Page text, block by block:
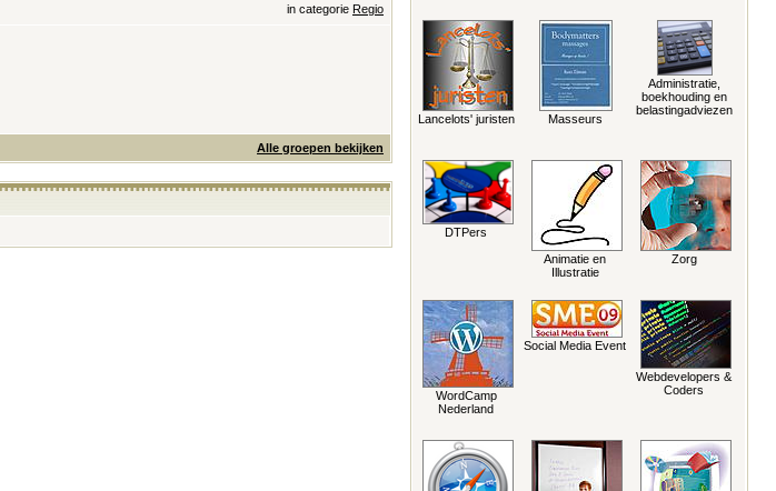
in categorie Regio
Alle groepen bekijken
Lancelots' juristen Masseurs
Administratie,
boekhouding en
belastingadviezen
DTPers
Animatie en
Illustratie
Zorg
WordCamp
Nederland
Social Media Event
Webdevelopers &
Coders